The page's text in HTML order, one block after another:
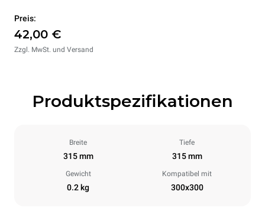
Preis:
42,00 €
Zzgl. MwSt. und Versand
Produktspezifikationen
Breite
315 mm
Tiefe
315 mm
Gewicht
0.2 kg
Kompatibel mit
300x300